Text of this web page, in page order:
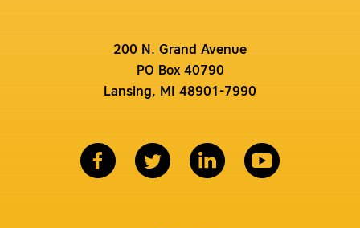
200 N. Grand Avenue
PO Box 40790
Lansing, MI 48901-7990